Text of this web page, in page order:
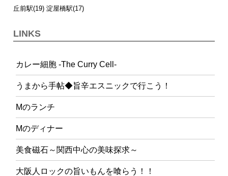
丘前駅(19) 淀屋橋駅(17)
LINKS
カレー細胞 -The Curry Cell-
うまから手帖◆旨辛エスニックで行こう！
Mのランチ
Mのディナー
美食磁石～関西中心の美味探求～
大阪人ロックの旨いもんを喰らう！！